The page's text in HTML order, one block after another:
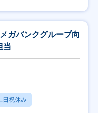
ガバンクグループ向
当
日祝休み